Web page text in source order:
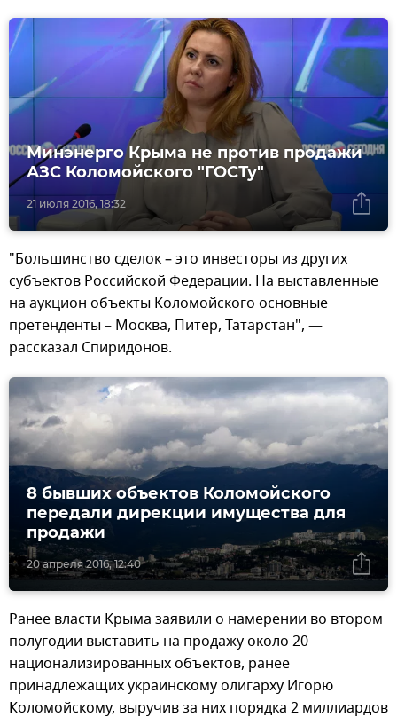
21 июля 2016, 18:32
Минэнерго Крыма не против продажи
АЗС Коломойского "ГОСТу"
"Большинство сделок – это инвесторы из других
субъектов Российской Федерации. На выставленные
на аукцион объекты Коломойского основные
претенденты – Москва, Питер, Татарстан", —
рассказал Спиридонов.
20 апреля 2016, 12:40
8 бывших объектов Коломойского
передали дирекции имущества для
продажи
Ранее власти Крыма заявили о намерении во втором
полугодии выставить на продажу около 20
национализированных объектов, ранее
принадлежащих украинскому олигарху Игорю
Коломойскому, выручив за них порядка 2 миллиардов